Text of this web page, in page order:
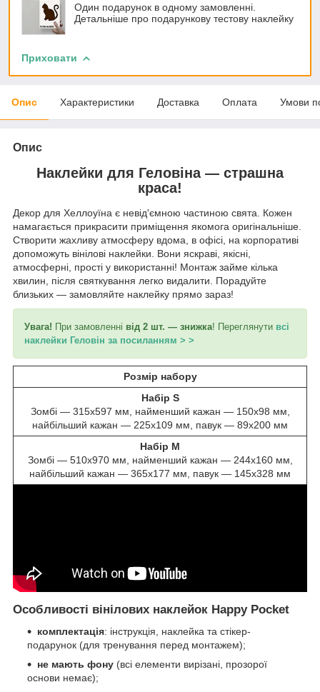
Один подарунок в одному замовленні.
Детальніше про подарункову тестову наклейку
Приховати
Опис Характеристики Доставка Оплата Умови
Опис
Наклейки для Геловіна — страшна
краса!
Декор для Хеллоуїна є невід'ємною частиною свята. Кожен
намагається прикрасити приміщення якомога оригінальніше.
Створити жахливу атмосферу вдома, в офісі, на корпоративі
допоможуть вінілові наклейки. Вони яскраві, якісні,
атмосферні, прості у використанні! Монтаж займе кілька
хвилин, після святкування легко видалити. Порадуйте
близьких — замовляйте наклейку прямо зараз!
Увага! При замовленні від 2 шт. — знижка! Переглянути всі
наклейки Геловін за посиланням > >
Розмір набору
Набір S
Зомбі — 315х597 мм, найменший кажан — 150х98 мм,
найбільший кажан — 225х109 мм, павук — 89х200 мм
Набір M
Зомбі — 510х970 мм, найменший кажан — 244х160 мм,
найбільший кажан — 365х177 мм, павук — 145х328 мм
Особливості вінілових наклейок Happy Pocket
комплектація: інструкція, наклейка та стікер-
подарунок (для тренування перед монтажем);
не мають фону (всі елементи вирізані, прозорої
основи немає);